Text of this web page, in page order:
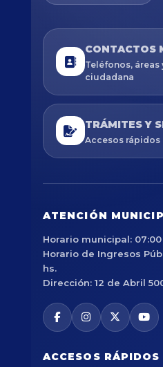
CONTACTOS
Teléfonos, áreas
ciudadana
TRÁMITES Y
Accesos rápidos
ATENCIÓN
Horario municipal: 07:00
Horario de Ingresos
hs.
Dirección: 12 de Abril
ACCESOS RÁPIDOS